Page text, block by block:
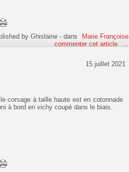
by Ghislaine -dans
Marie Françoise
commenter cet article
15 juillet 2021
corsage à taille haute est en cotonnade
à bord en vichy coupé dans le biais.